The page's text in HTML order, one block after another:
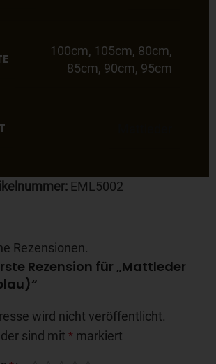
100cm, 105cm, 80cm,
85cm, 90cm, 95cm
EML5002
Rezensionen.
Rezension für „Mattleder
wird nicht veröffentlicht.
sind mit * markiert